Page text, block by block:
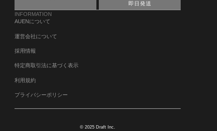
即日発送
INFORMATION
AUENについて
運営会社について
採用情報
特定商取引法に基づく表示
利用規約
プライバシーポリシー
© 2025 Draft Inc.